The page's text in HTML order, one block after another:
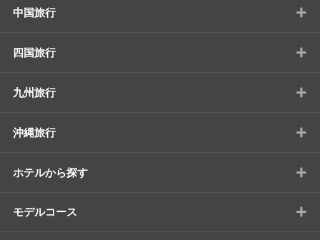
中国旅行 +
四国旅行 +
九州旅行 +
沖縄旅行 +
ホテルから探す +
モデルコース +